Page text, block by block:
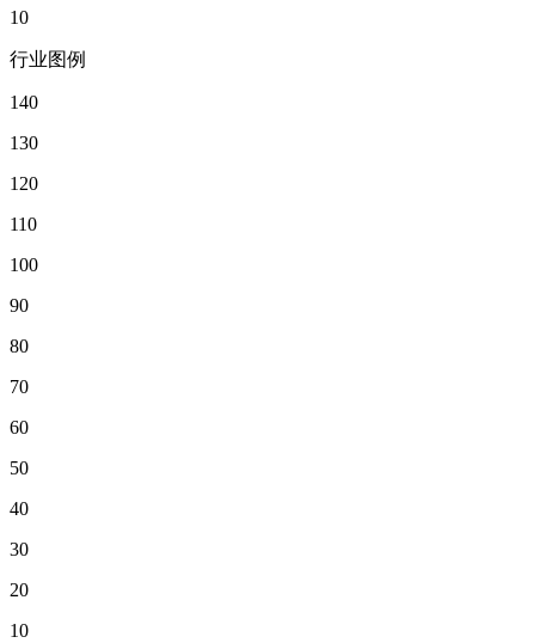
10
行业图例
140
130
120
110
100
90
80
70
60
50
40
30
20
10